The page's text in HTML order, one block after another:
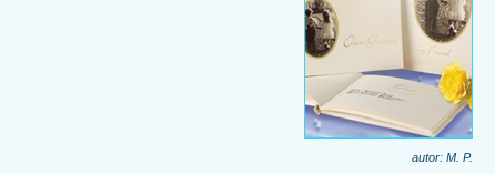
autor: M. P.